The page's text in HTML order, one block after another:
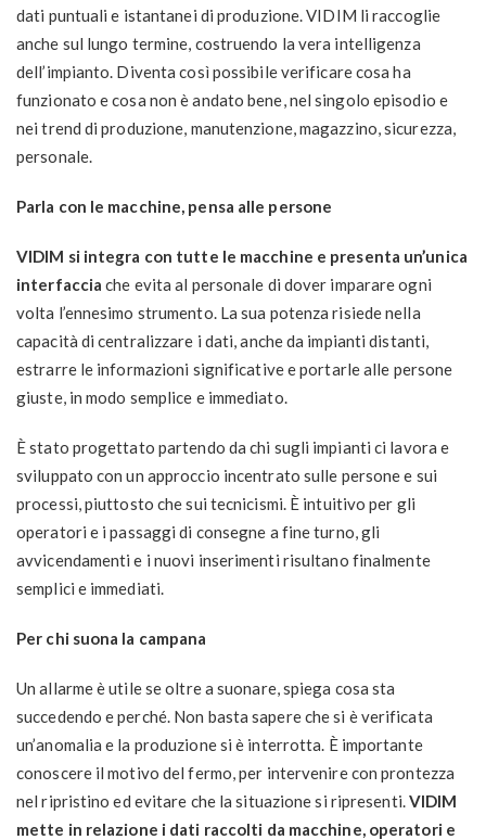
dati puntuali e istantanei di produzione. VIDIM li raccoglie
anche sul lungo termine, costruendo la vera intelligenza
dell’impianto. Diventa così possibile verificare cosa ha
funzionato e cosa non è andato bene, nel singolo episodio e
nei trend di produzione, manutenzione, magazzino, sicurezza,
personale.
Parla con le macchine, pensa alle persone
VIDIM si integra con tutte le macchine e presenta un’unica
interfaccia che evita al personale di dover imparare ogni
volta l’ennesimo strumento. La sua potenza risiede nella
capacità di centralizzare i dati, anche da impianti distanti,
estrarre le informazioni significative e portarle alle persone
giuste, in modo semplice e immediato.
È stato progettato partendo da chi sugli impianti ci lavora e
sviluppato con un approccio incentrato sulle persone e sui
processi, piuttosto che sui tecnicismi. È intuitivo per gli
operatori e i passaggi di consegne a fine turno, gli
avvicendamenti e i nuovi inserimenti risultano finalmente
semplici e immediati.
Per chi suona la campana
Un allarme è utile se oltre a suonare, spiega cosa sta
succedendo e perché. Non basta sapere che si è verificata
un’anomalia e la produzione si è interrotta. È importante
conoscere il motivo del fermo, per intervenire con prontezza
nel ripristino ed evitare che la situazione si ripresenti.VIDIM
mette in relazione i dati raccolti da macchine, operatori e